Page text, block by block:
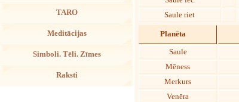
TARO
Meditācijas
Simboli. Tēli. Zīmes
Raksti
Saule riet
Planēta
Saule
Mēness
Merkurs
Venēra